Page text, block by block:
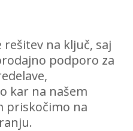
rešitev na ključ, saj
podporo za
kar na našem
priskočimo na